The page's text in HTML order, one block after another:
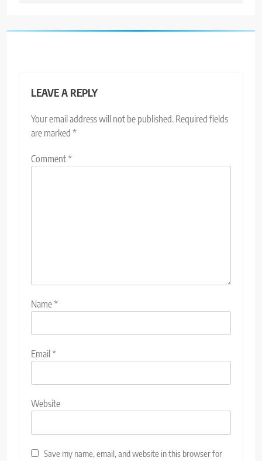
LEAVE A REPLY
Your email address will not be published. Required fields
are marked *
Comment*
Name*
Email *
Website
Save my name, email, and website in this browser for